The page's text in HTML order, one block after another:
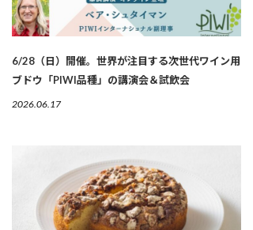
6/28（日）開催。世界が注目する次世代ワイン用
ブドウ「PIWI品種」の講演会＆試飲会
2026.06.17